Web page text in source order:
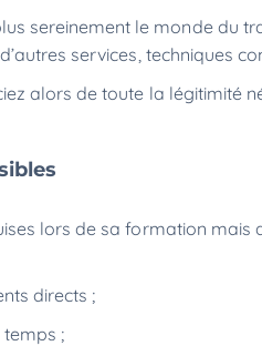
sereinement le monde du
services, techniques
alors de toute la légitimité
lors de sa formation mais
directs ;
;